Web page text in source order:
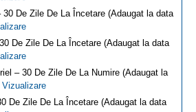
De Zile De La Încetare (Adaugat la data
De Zile De La Încetare (Adaugat la data
– 30 De Zile De La Numire (Adaugat la
Vizualizare
De Zile De La Încetare (Adaugat la data